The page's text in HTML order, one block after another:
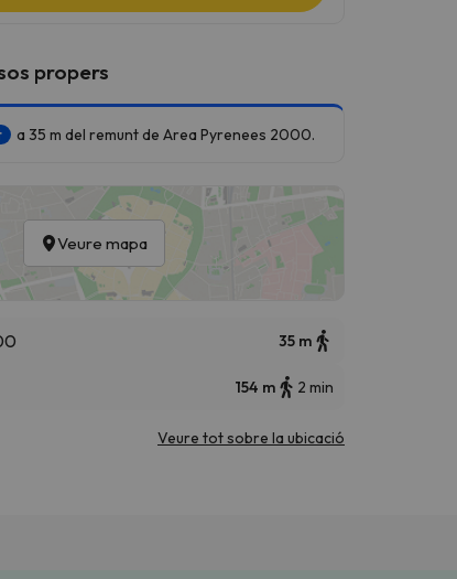
propers
a 35 m del remunt de Area Pyrenees 2000.
Veure mapa
35 m
154 m 2 min
Veure tot sobre la ubicació